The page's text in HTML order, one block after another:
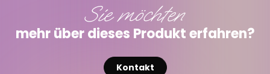
Sie möchten
mehr über dieses Produkt erfahren?
Kontakt